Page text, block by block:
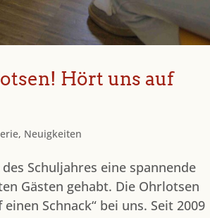
Hört uns auf
, Neuigkeiten
Schuljahres eine spannende
Gästen gehabt. Die Ohrlotsen
Schnack“ bei uns. Seit 2009